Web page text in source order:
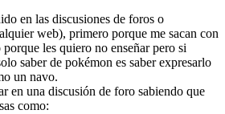
en las discusiones de foros o
web), primero porque me sacan con
les quiero no enseñar pero si
saber de pokémon es saber expresarlo
un navo.
en una discusión de foro sabiendo que
como: